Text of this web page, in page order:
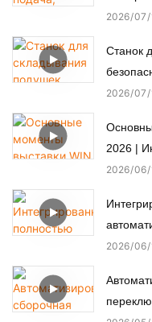
2026 07
Станок
2026 07
2026 |
2026 06
2026 06